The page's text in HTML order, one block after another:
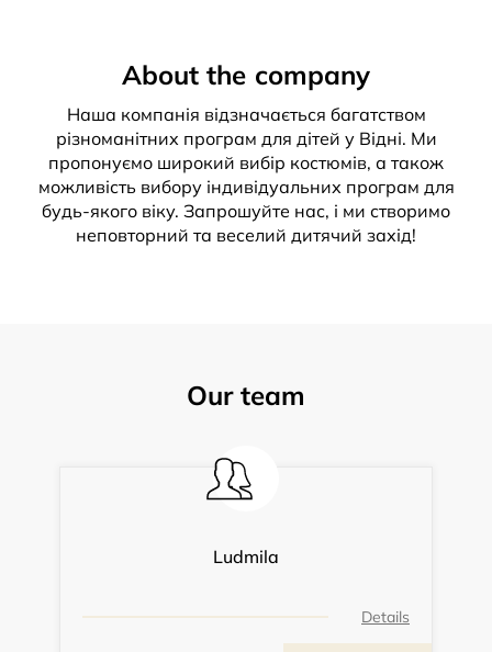
About the company
Наша компанія відзначається багатством
різноманітних програм для дітей у Відні. Ми
пропонуємо широкий вибір костюмів, а також
можливість вибору індивідуальних програм для
будь-якого віку. Запрошуйте нас, і ми створимо
неповторний та веселий дитячий захід!
Our team
Ludmila
Details